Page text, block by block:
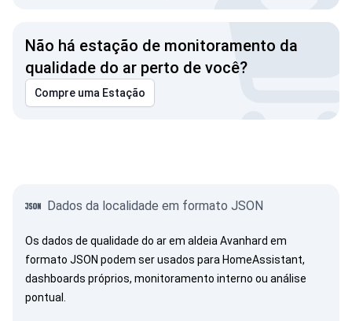
Não há estação de monitoramento da
qualidade do ar perto de você?
Compre uma Estação
Dados da localidade em formato JSON
Os dados de qualidade do ar em aldeia Avanhard em
formato JSON podem ser usados para HomeAssistant,
dashboards próprios, monitoramento interno ou análise
pontual.